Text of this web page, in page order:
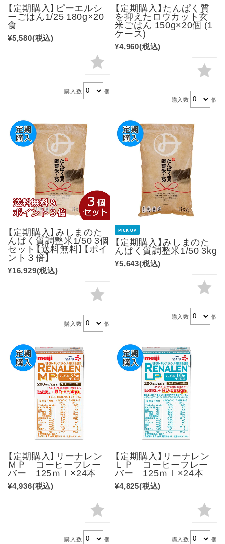
【定期購入】ピーエルシ
ーごはん1/25 180g×20
食
¥5,580(税込)
購入数 個
【定期購入】たんぱく質
を抑えたロウカット玄
米ごはん 150g×20個 (1
ケース)
¥4,960(税込)
購入数 個
【定期購入】みしまのた
んぱく質調整米1/50 3個
セット【送料無料】【ポイ
ント３倍】
¥16,929(税込)
購入数 個
【定期購入】みしまのた
んぱく質調整米1/50 3kg
¥5,643(税込)
購入数 個
【定期購入】リーナレン
ＭＰ コーヒーフレー
バー 125ｍｌ×24本
¥4,936(税込)
購入数 個
【定期購入】リーナレン
ＬＰ コーヒーフレー
バー 125ｍｌ×24本
¥4,825(税込)
購入数 個